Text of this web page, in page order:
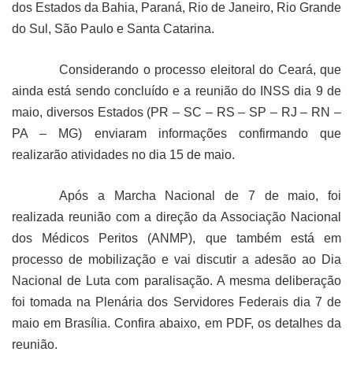
dos Estados da Bahia, Paraná, Rio de Janeiro, Rio Grande
do Sul, São Paulo e Santa Catarina.
Considerando o processo eleitoral do Ceará, que
ainda está sendo concluído e a reunião do INSS dia 9 de
maio, diversos Estados (PR – SC – RS – SP – RJ – RN –
PA – MG) enviaram informações confirmando que
realizarão atividades no dia 15 de maio.
Após a Marcha Nacional de 7 de maio, foi
realizada reunião com a direção da Associação Nacional
dos Médicos Peritos (ANMP), que também está em
processo de mobilização e vai discutir a adesão ao Dia
Nacional de Luta com paralisação. A mesma deliberação
foi tomada na Plenária dos Servidores Federais dia 7 de
maio em Brasília. Confira abaixo, em PDF, os detalhes da
reunião.